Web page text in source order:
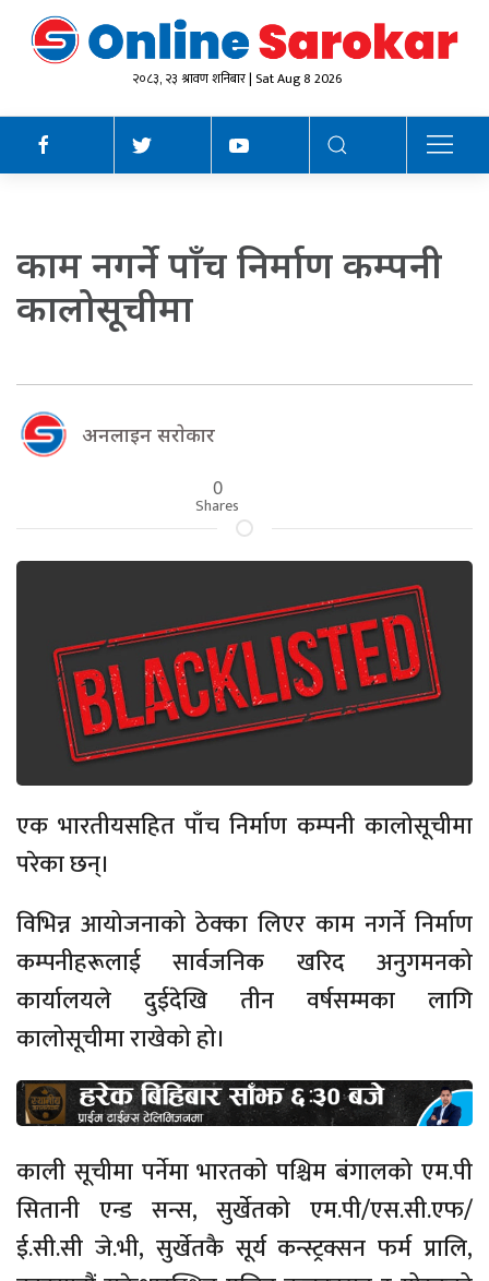
२०८३, २३ श्रावण शनिबार | Sat Aug 8 2026
काम नगर्ने पाँच निर्माण कम्पनी
कालोसूचीमा
अनलाइन सराेकार
0
Shares
एक भारतीयसहित पाँच निर्माण कम्पनी कालोसूचीमा
परेका छन्।
विभिन्न आयोजनाको ठेक्का लिएर काम नगर्ने निर्माण
कम्पनीहरूलाई सार्वजनिक खरिद अनुगमनको
कार्यालयले दुईदेखि तीन वर्षसम्मका लागि
कालोसूचीमा राखेको हो।
काली सूचीमा पर्नेमा भारतको पश्चिम बंगालको एम.पी
सितानी एन्ड सन्स, सुर्खेतको एम.पी/एस.सी.एफ/
ई.सी.सी जे.भी, सुर्खेतकै सूर्य कन्स्ट्रक्सन फर्म प्रालि,